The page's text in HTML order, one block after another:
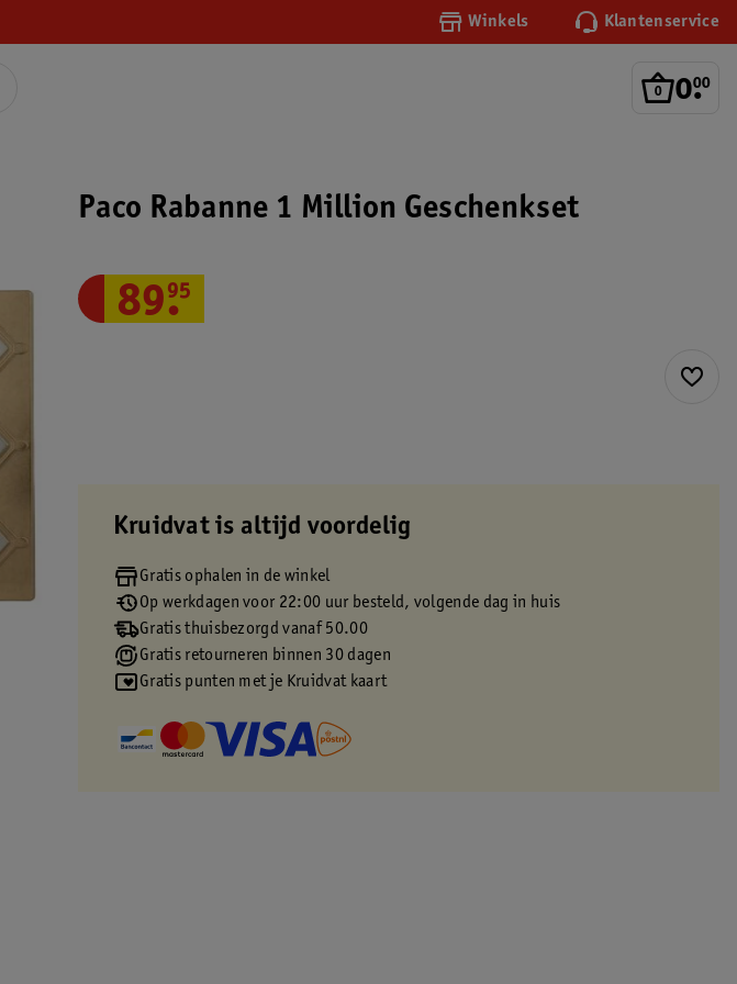
Winkels Klantenservice
0.
00
Paco Rabanne 1 Million Geschenkset
89.
95
Kruidvat is altijd voordelig
Gratis ophalen in de winkel
Op werkdagen voor 22:00 uur besteld, volgende dag in huis
Gratis thuisbezorgd vanaf 50.00
Gratis retourneren binnen 30 dagen
Gratis punten met je Kruidvat kaart